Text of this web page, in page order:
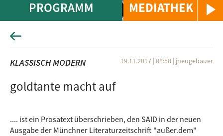
MEDIATHEK
PROGRAMM
KLASSISCH MODERN 19.11.2017 | 08:58 | jneugebauer
goldtante macht auf
.... ist ein Prosatext überschrieben, den SAID in der neuen
Ausgabe der Münchner Literaturzeitschrift "außer.dem"